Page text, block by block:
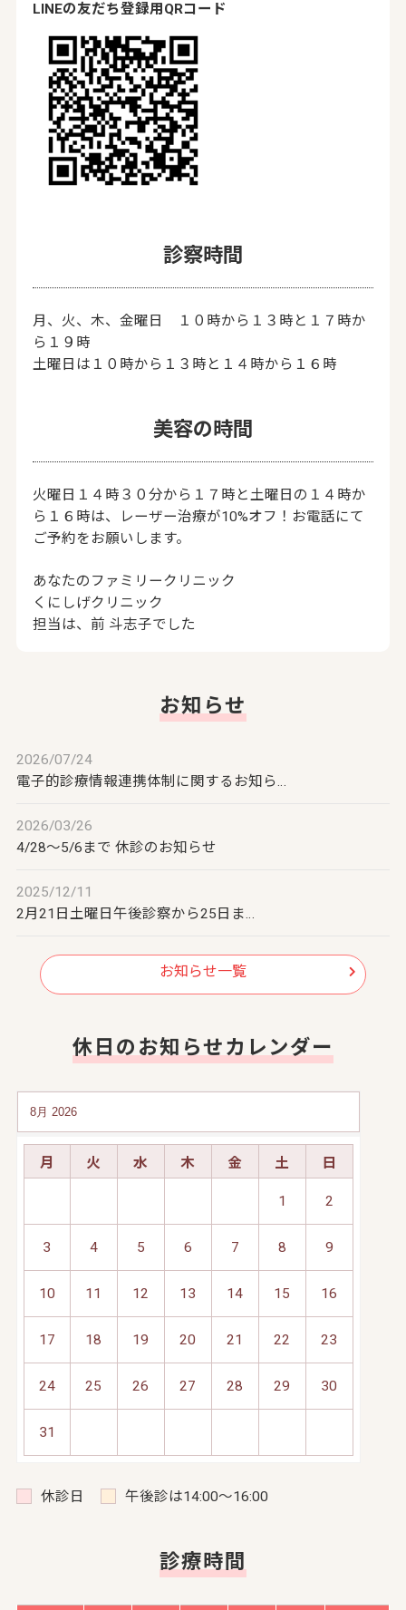
LINEの友だち登録用QRコード
診察時間
月、火、木、金曜日 １０時から１３時と１７時か
ら１９時
土曜日は１０時から１３時と１４時から１６時
美容の時間
火曜日１４時３０分から１７時と土曜日の１４時か
ら１６時は、レーザー治療が10%オフ！お電話にて
ご予約をお願いします。
あなたのファミリークリニック
くにしげクリニック
担当は、前 斗志子でした
お知らせ
2026/07/24
電子的診療情報連携体制に関するお知ら…
2026/03/26
4/28～5/6まで 休診のお知らせ
2025/12/11
2月21日土曜日午後診察から25日ま…
お知らせ一覧
休日のお知らせカレンダー
月 火 水 木 金 土 日
1 2
3 4 5 6 7 8 9
10 11 12 13 14 15 16
17 18 19 20 21 22 23
24 25 26 27 28 29 30
31
休診日 午後診は14:00～16:00
診療時間